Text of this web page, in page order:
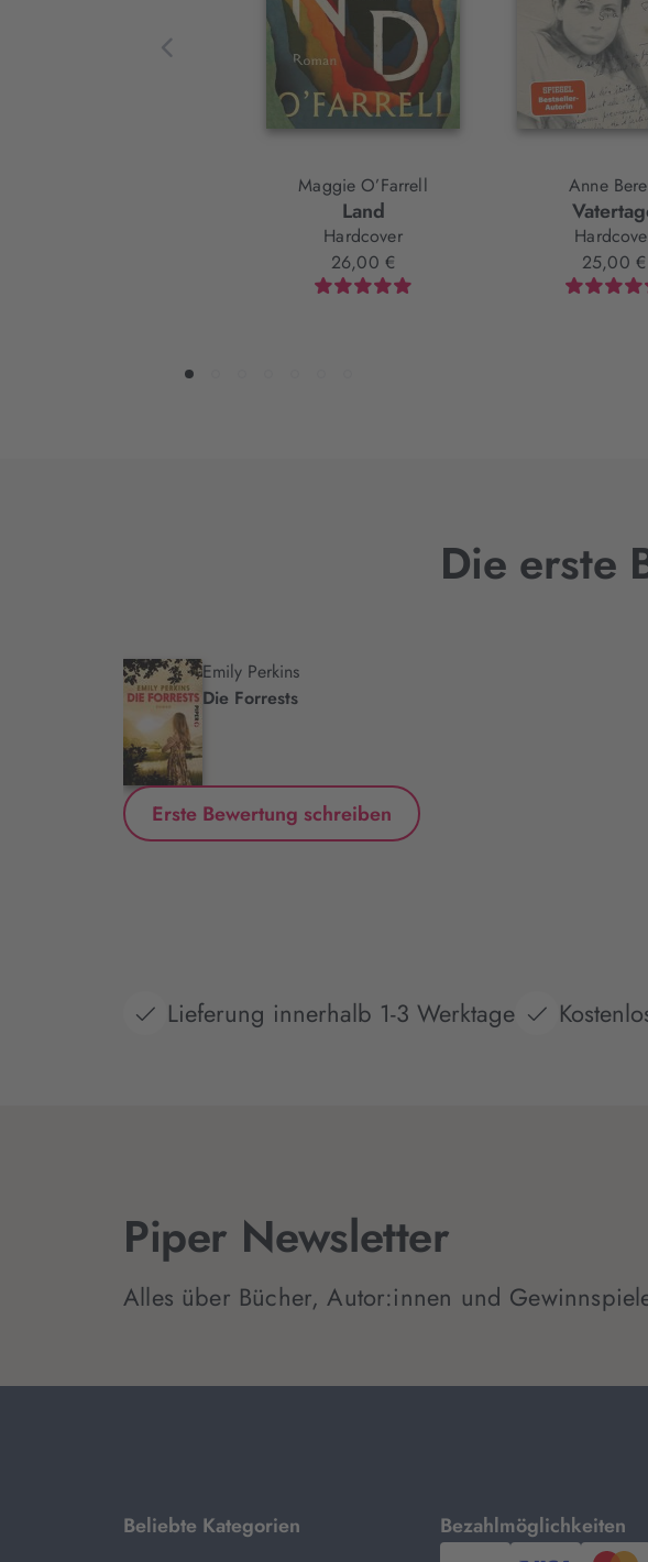
Maggie O’Farrell
Land
Hardcover
26,00 €
Anne
25,00 €
Die erste
Emily Perkins
Die Forrests.
Erste Bewertung schreiben
Lieferung innerhalb 1-3 Werktage
Piper Newsletter
Alles über Bücher, Autor:innen und
Beliebte Kategorien Bezahlmöglichkeiten
mit